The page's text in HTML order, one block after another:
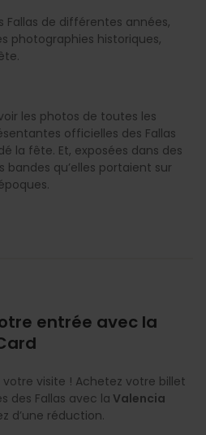
Fallas de différentes années,
photographies historiques,
les photos de toutes les
officielles des Fallas
la fête. Et, exposées dans des
bandes qu’elles portaient sur
entrée avec la
visite ! Achetez votre billet
des Fallas avec la Valencia
d’une réduction.